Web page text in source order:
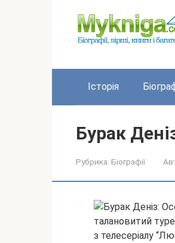
Історія
Бурак
Рубрика: Біографії
талановитий
з телесеріалу